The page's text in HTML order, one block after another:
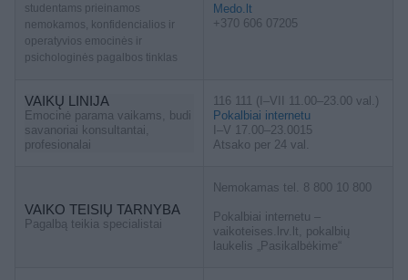
studentams prieinamos
nemokamos, konfidencialios ir
operatyvios emocinės ir
psichologinės pagalbos tinklas
Medo.lt
+370 606 07205
VAIKŲ LINIJA
Emocinė parama vaikams, budi
savanoriai konsultantai,
profesionalai
116 111 (I–VII 11.00–23.00 val.)
Pokalbiai internetu
I–V 17.00–23.0015
Atsako per 24 val.
VAIKO TEISIŲ TARNYBA
Pagalbą teikia specialistai
Nemokamas tel. 8 800 10 800
Pokalbiai internetu –
vaikoteises.lrv.lt, pokalbių
laukelis „Pasikalbėkime“